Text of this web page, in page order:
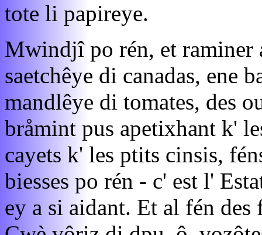
tote li papireye.
Mwindjî po rén, et raminer
saetchêye di canadas, ene
mandlêye di tomates, des
bråmint pus apetixhant k'
cayets k' les ptits cinsis,
biesses po rén - c' est l'
ey a si aidant. Et al fén des